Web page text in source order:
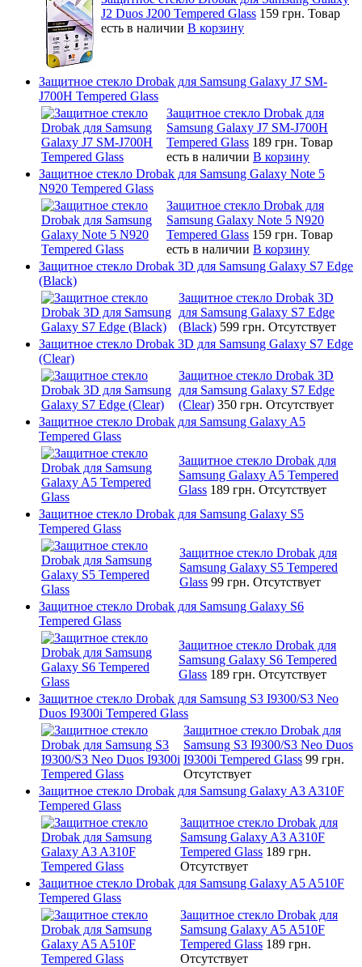
J2 Duos J200 Tempered Glass 159 грн. Товар
есть в наличии В корзину
Защитное стекло Drobak для Samsung Galaxy J7 SM-
J700H Tempered Glass
Защитное стекло Drobak для
Samsung Galaxy J7 SM-J700H
Tempered Glass 189 грн. Товар
есть в наличии В корзину
Защитное стекло Drobak для Samsung Galaxy Note 5
N920 Tempered Glass
Защитное стекло Drobak для
Samsung Galaxy Note 5 N920
Tempered Glass 159 грн. Товар
есть в наличии В корзину
Защитное стекло Drobak 3D для Samsung Galaxy S7 Edge
(Black)
Защитное стекло Drobak 3D
для Samsung Galaxy S7 Edge
(Black) 599 грн. Отсутствует
Защитное стекло Drobak 3D для Samsung Galaxy S7 Edge
(Clear)
Защитное стекло Drobak 3D
для Samsung Galaxy S7 Edge
(Clear) 350 грн. Отсутствует
Защитное стекло Drobak для Samsung Galaxy A5
Tempered Glass
Защитное стекло Drobak для
Samsung Galaxy A5 Tempered
Glass 189 грн. Отсутствует
Защитное стекло Drobak для Samsung Galaxy S5
Tempered Glass
Защитное стекло Drobak для
Samsung Galaxy S5 Tempered
Glass 99 грн. Отсутствует
Защитное стекло Drobak для Samsung Galaxy S6
Tempered Glass
Защитное стекло Drobak для
Samsung Galaxy S6 Tempered
Glass 189 грн. Отсутствует
Защитное стекло Drobak для Samsung S3 I9300/S3 Neo
Duos I9300i Tempered Glass
Защитное стекло Drobak для
Samsung S3 I9300/S3 Neo Duos
I9300i Tempered Glass 99 грн.
Отсутствует
Защитное стекло Drobak для Samsung Galaxy A3 A310F
Tempered Glass
Защитное стекло Drobak для
Samsung Galaxy A3 A310F
Tempered Glass 189 грн.
Отсутствует
Защитное стекло Drobak для Samsung Galaxy A5 A510F
Tempered Glass
Защитное стекло Drobak для
Samsung Galaxy A5 A510F
Tempered Glass 189 грн.
Отсутствует